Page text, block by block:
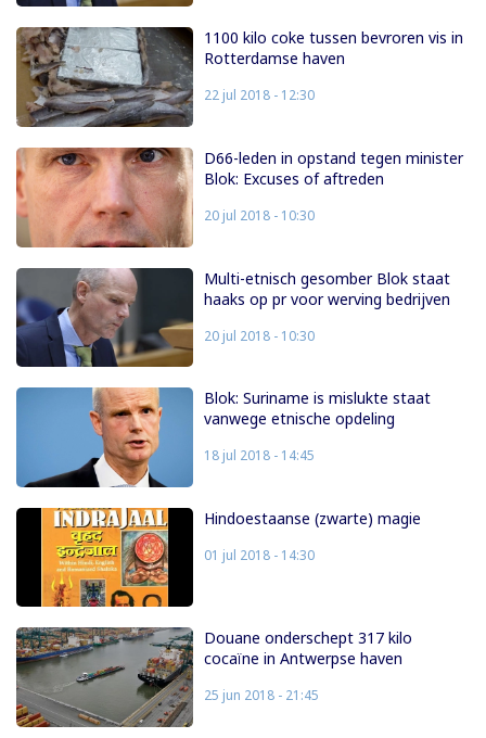
1100 kilo coke tussen bevroren vis in
Rotterdamse haven
22 jul 2018 - 12:30
D66-leden in opstand tegen minister
Blok: Excuses of aftreden
20 jul 2018 - 10:30
Multi-etnisch gesomber Blok staat
haaks op pr voor werving bedrijven
20 jul 2018 - 10:30
Blok: Suriname is mislukte staat
vanwege etnische opdeling
18 jul 2018 - 14:45
Hindoestaanse (zwarte) magie
01 jul 2018 - 14:30
Douane onderschept 317 kilo
cocaïne in Antwerpse haven
25 jun 2018 - 21:45